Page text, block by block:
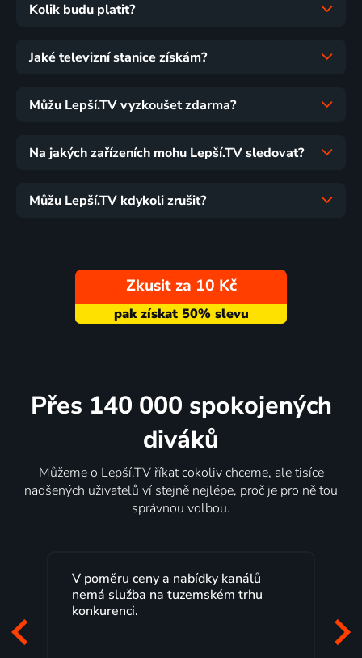
Kolik budu platit?
Jaké televizní stanice získám?
Můžu Lepší.TV vyzkoušet zdarma?
Na jakých zařízeních mohu Lepší.TV sledovat?
Můžu Lepší.TV kdykoli zrušit?
Zkusit za 10 Kč
Přes 140 000 spokojených
diváků
Můžeme o Lepší.TV říkat cokoliv chceme, ale tisíce
nadšených uživatelů ví stejně nejlépe, proč je pro ně tou
správnou volbou.
V poměru ceny a nabídky kanálů
nemá služba na tuzemském trhu
konkurenci.
začátek
mi